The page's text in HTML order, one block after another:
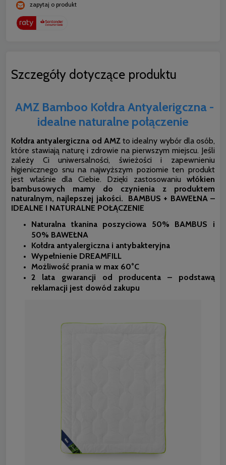
zapytaj o produkt
Szczegóły dotyczące produktu
AMZ Bamboo Kołdra Antyalerigczna -
idealne naturalne połączenie
Kołdra antyalergiczna od AMZto idealny wybór dla osób,
które stawiają naturę i zdrowie na pierwszym miejscu. Jeśli
zależy Ci uniwersalności, świeżości i zapewnieniu
higienicznego snu na najwyższym poziomie ten produkt
jest właśnie dla Ciebie. Dzięki zastosowaniu włókien
bambusowych mamy do czynienia z produktem
naturalnym, najlepszej jakości.
BAMBUS + BAWEŁNA –
IDEALNE I NATURALNE POŁĄCZENIE
Naturalna tkanina poszyciowa 50% BAMBUS i
50% BAWEŁNA
Kołdra antyalergiczna i antybakteryjna
Wypełnienie DREAMFILL
Możliwość prania w max 60°C
2 lata gwarancji od producenta – podstawą
reklamacji jest dowód zakupu